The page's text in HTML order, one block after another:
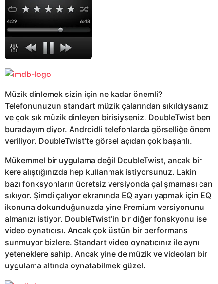
Müzik dinlemek sizin için ne kadar önemli?
Telefonunuzun standart müzik çalarından sıkıldıysanız
ve çok sık müzik dinleyen birisiyseniz, DoubleTwist ben
buradayım diyor. Androidli telefonlarda görselliğe önem
veriliyor. DoubleTwist’te görsel açıdan çok başarılı.
Mükemmel bir uygulama değil DoubleTwist, ancak bir
kere alıştığınızda hep kullanmak istiyorsunuz. Lakin
bazı fonksyonların ücretsiz versiyonda çalışmaması can
sıkıyor. Şimdi çalıyor ekranında EQ ayarı yapmak için EQ
ikonuna dokunduğunuzda yine Premium versiyonunu
almanızı istiyor. DoubleTwist’in bir diğer fonskyonu ise
video oynatıcısı. Ancak çok üstün bir performans
sunmuyor bizlere. Standart video oynatıcınız ile aynı
yeteneklere sahip. Ancak yine de müzik ve videoları bir
uygulama altında oynatabilmek güzel.